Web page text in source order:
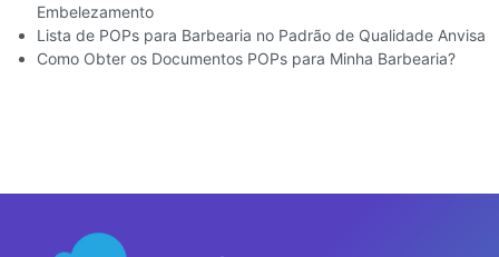
Embelezamento
Lista de POPs para Barbearia no Padrão de Qualidade Anvisa
Como Obter os Documentos POPs para Minha Barbearia?